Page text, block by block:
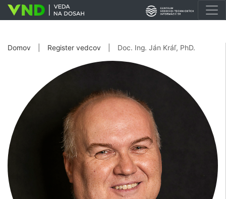
Domov Register vedcov Doc. Ing. Ján Kráľ, PhD.